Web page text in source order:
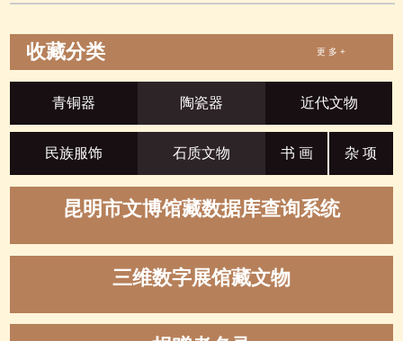
收藏分类 更 多 +
青铜器 陶瓷器 近代文物
民族服饰 石质文物 书 画 杂 项
昆明市文博馆藏数据库查询系统
三维数字展馆藏文物